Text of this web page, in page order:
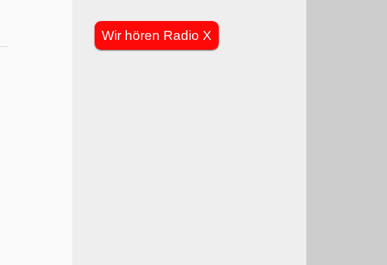
Wir hören Radio X